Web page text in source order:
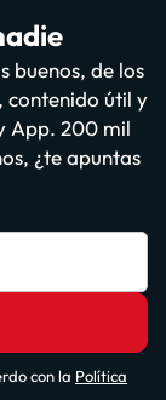
buenos, de los
contenido útil y
App. 200 mil
¿te apuntas
con la Política